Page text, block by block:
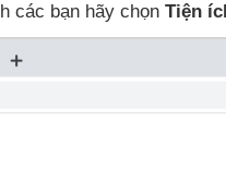
các bạn hãy chọn Tiện